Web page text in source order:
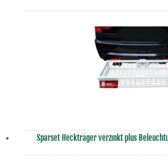
Sparset Heckträger verzinkt plus